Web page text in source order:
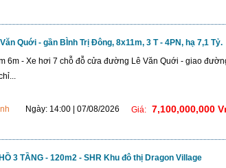
Quới - gần BÌnh Trị Đông, 8x11m, 3 T - 4PN, hạ 7,1 Tỷ.
6m - Xe hơi 7 chỗ đỗ cửa đường Lê Văn Quới - giao
Ngày: 14:00 | 07/08/2026 Giá: 7,100,000,000
3 TẦNG - 120m2 - SHR Khu đô thị Dragon Village